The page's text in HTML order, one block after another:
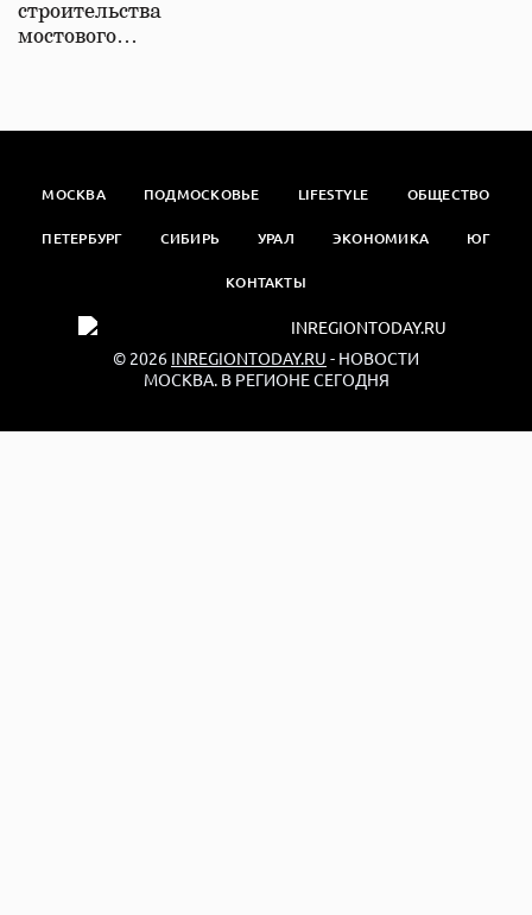
строительства
мостового…
МОСКВА ПОДМОСКОВЬЕ LIFESTYLE ОБЩЕСТВО
ПЕТЕРБУРГ СИБИРЬ УРАЛ ЭКОНОМИКА ЮГ
КОНТАКТЫ
© 2026 INREGIONTODAY.RU - НОВОСТИ
МОСКВА. В РЕГИОНЕ СЕГОДНЯ